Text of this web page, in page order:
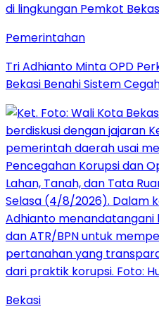
Pemerintahan
Tri Adhianto Minta OPD
Bekasi Benahi Sistem
Bekasi